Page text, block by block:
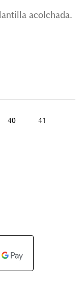
acolchada.
40 41